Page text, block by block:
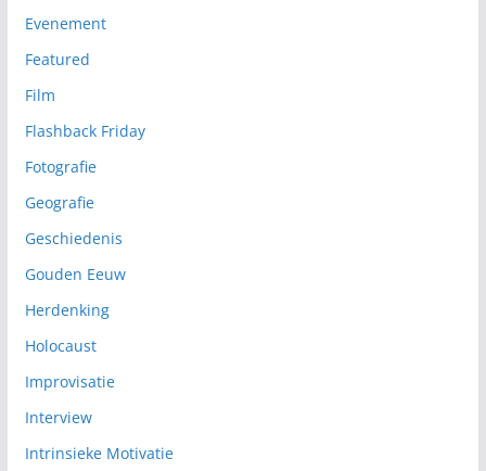
Evenement
Featured
Film
Flashback Friday
Fotografie
Geografie
Geschiedenis
Gouden Eeuw
Herdenking
Holocaust
Improvisatie
Interview
Intrinsieke Motivatie